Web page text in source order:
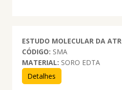
ESTUDO MOLECULAR DA
CÓDIGO: SMA
MATERIAL: SORO EDTA
Detalhes